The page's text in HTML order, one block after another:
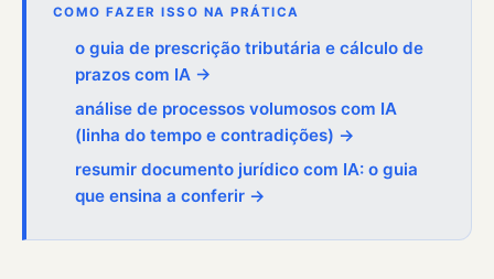
COMO FAZER ISSO NA PRÁTICA
o guia de prescrição tributária e cálculo de
prazos com IA →
análise de processos volumosos com IA
(linha do tempo e contradições) →
resumir documento jurídico com IA: o guia
que ensina a conferir →